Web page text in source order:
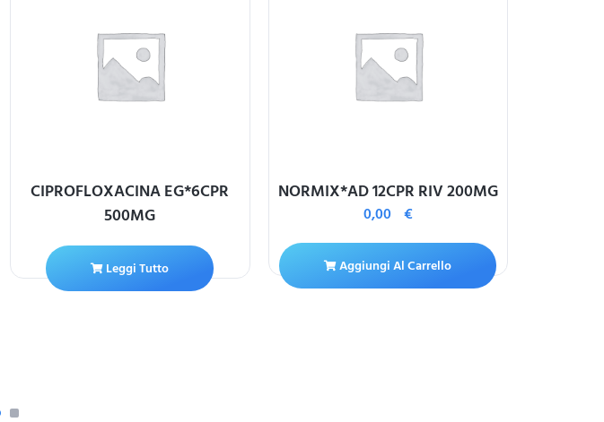
CIPROFLOXACINA EG*6CPR
500MG
Leggi Tutto
NORMIX*AD 12CPR RIV 200MG
0,00 €
Aggiungi Al Carrello